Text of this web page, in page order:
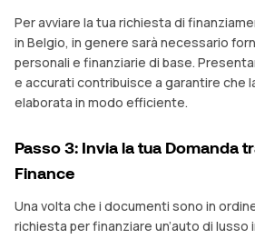
Per avviare la tua richiesta di
in Belgio, in genere sarà necessario
personali e finanziarie di base.
e accurati contribuisce a garantire che
elaborata in modo efficiente.
Passo 3: Invia la tua Domanda
Finance
Una volta che i documenti sono in
richiesta per finanziare un’auto di lusso